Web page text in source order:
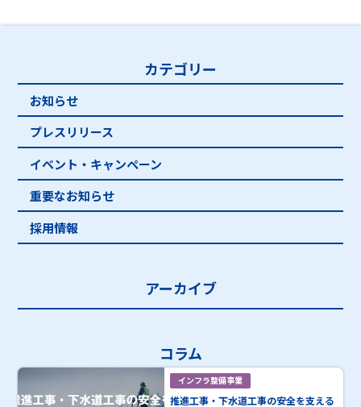
カテゴリー
お知らせ
プレスリリース
イベント・キャンペーン
重要なお知らせ
採用情報
アーカイブ
コラム
インフラ整備事業
推進工事・下水道工事の安全を支える